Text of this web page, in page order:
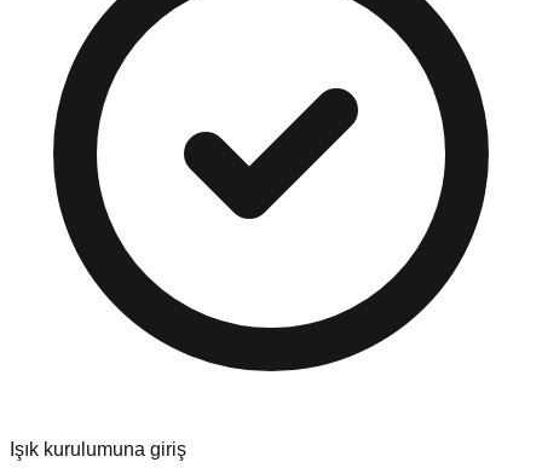
Işık kurulumuna giriş